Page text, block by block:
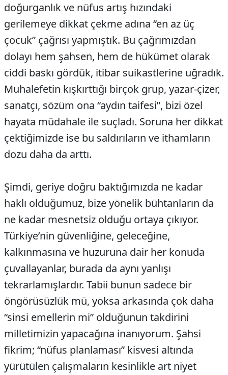
doğurganlık ve nüfus artış hızındaki
gerilemeye dikkat çekme adına “en az üç
çocuk” çağrısı yapmıştık. Bu çağrımızdan
dolayı hem şahsen, hem de hükümet olarak
ciddi baskı gördük, itibar suikastlerine uğradık.
Muhalefetin kışkırttığı birçok grup, yazar-çizer,
sanatçı, sözüm ona “aydın taifesi”, bizi özel
hayata müdahale ile suçladı. Soruna her dikkat
çektiğimizde ise bu saldırıların ve ithamların
dozu daha da arttı.
Şimdi, geriye doğru baktığımızda ne kadar
haklı olduğumuz, bize yönelik bühtanların da
ne kadar mesnetsiz olduğu ortaya çıkıyor.
Türkiye’nin güvenliğine, geleceğine,
kalkınmasına ve huzuruna dair her konuda
çuvallayanlar, burada da aynı yanlışı
tekrarlamışlardır. Tabii bunun sadece bir
öngörüsüzlük mü, yoksa arkasında çok daha
“sinsi emellerin mi” olduğunun takdirini
milletimizin yapacağına inanıyorum. Şahsi
fikrim; “nüfus planlaması” kisvesi altında
yürütülen çalışmaların kesinlikle art niyet